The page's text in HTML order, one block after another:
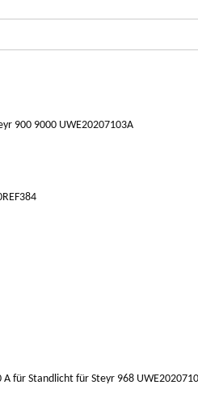
900 9000 UWE20207103A
für Standlicht für Steyr 968